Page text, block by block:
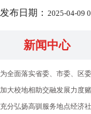
发布日期： 2025-04-09
新闻中心
为全面落实省委、市委、区
加大校地相助交融发展力度
充分弘扬高驯服务地点经济